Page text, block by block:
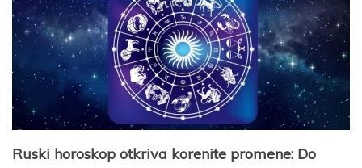
Ruski horoskop otkriva korenite promene: Do